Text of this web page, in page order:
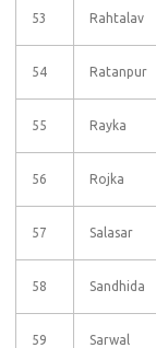
53 Rahtalav
54 Ratanpur
55 Rayka
56 Rojka
57 Salasar
58 Sandhida
59 Sarwal